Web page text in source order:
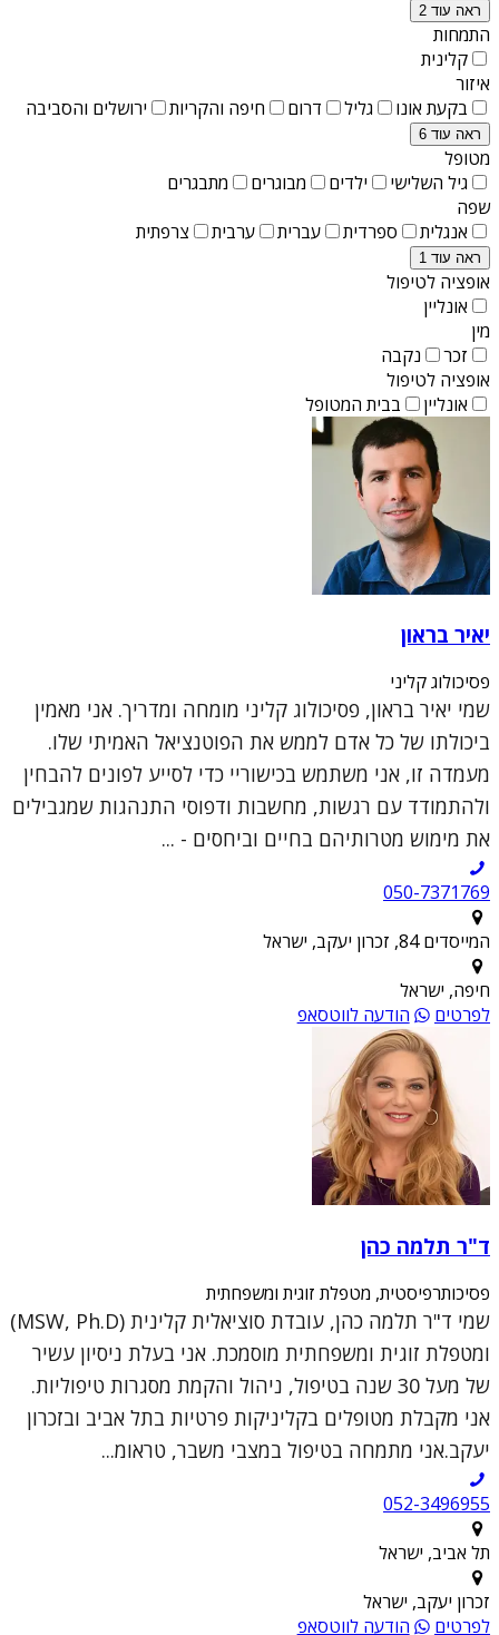
ראה עוד 2
התמחות
קלינית
איזור
בקעת אונו
גליל דרום חיפה והקריות ירושלים והסביבה
ראה עוד 6
מטופל
גיל השלישי
ילדים מבוגרים
מתבגרים
שפה
אנגלית
ספרדית עברית ערבית צרפתית
ראה עוד 1
אופציה לטיפול
אונליין
מין
זכר
נקבה
אופציה לטיפול
אונליין
בבית המטופל
יאיר בראון
פסיכולוג קליני
שמי יאיר בראון, פסיכולוג קליני מומחה ומדריך. אני מאמין
ביכולתו של כל אדם לממש את הפוטנציאל האמיתי שלו.
מעמדה זו, אני משתמש בכישוריי כדי לסייע לפונים להבחין
ולהתמודד עם רגשות, מחשבות ודפוסי התנהגות שמגבילים
את מימוש מטרותיהם בחיים וביחסים - ...
050-7371769
המייסדים 84, זכרון יעקב, ישראל
חיפה, ישראל
לפרטים
הודעה לווטסאפ
ד"ר תלמה כהן
פסיכותרפיסטית, מטפלת זוגית ומשפחתית
שמי ד"ר תלמה כהן, עובדת סוציאלית קלינית (MSW, Ph.D)
ומטפלת זוגית ומשפחתית מוסמכת. אני בעלת ניסיון עשיר
של מעל 30 שנה בטיפול, ניהול והקמת מסגרות טיפוליות.
אני מקבלת מטופלים בקליניקות פרטיות בתל אביב ובזכרון
יעקב.אני מתמחה בטיפול במצבי משבר, טראומ...
052-3496955
תל אביב, ישראל
זכרון יעקב, ישראל
לפרטים
הודעה לווטסאפ